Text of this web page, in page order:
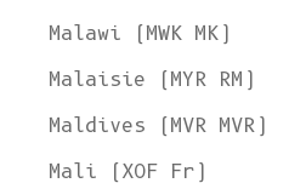
Malawi (MWK MK)
Malaisie (MYR RM)
Maldives (MVR MVR)
Mali (XOF Fr)